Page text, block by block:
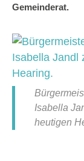
Gemeinderat.
Isabella
heutigen